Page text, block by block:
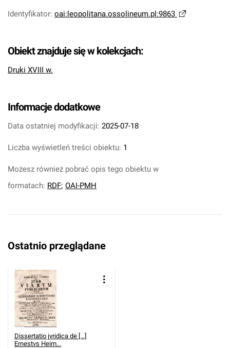
Identyfikator: oai:leopolitana.ossolineum.pl:9863
Obiekt znajduje się w kolekcjach:
Druki XVIII w.
Informacje dodatkowe
Data ostatniej modyfikacji: 2025-07-18
Liczba wyświetleń treści obiektu: 1
Możesz również pobrać opis tego obiektu w
formatach: RDF; OAI-PMH
Ostatnio przeglądane
Dissertatio jvridica de [...]
Ernestvs Heim...